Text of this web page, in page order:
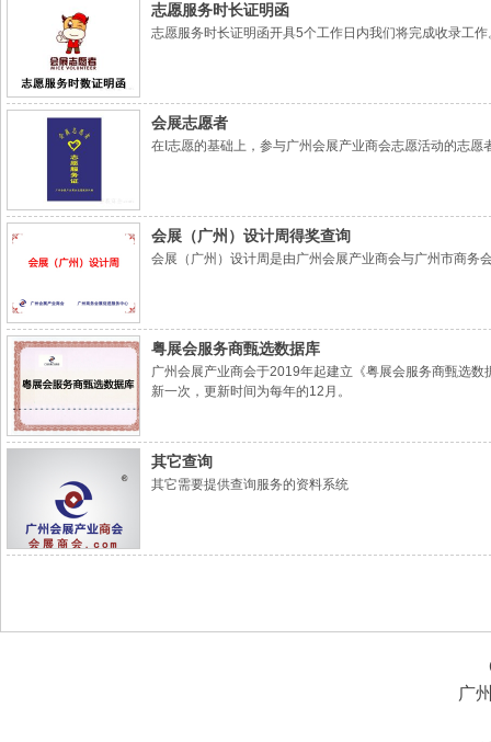
志愿服务时长证明函
志愿服务时长证明函开具5个工作日内我们将完成收录工作
会展志愿者
在I志愿的基础上，参与广州会展产业商会志愿活动的志愿
会展（广州）设计周得奖查询
会展（广州）设计周是由广州会展产业商会与广州市商务
粤展会服务商甄选数据库
广州会展产业商会于2019年起建立《粤展会服务商甄选
新一次，更新时间为每年的12月。
其它查询
其它需要提供查询服务的资料系统
广